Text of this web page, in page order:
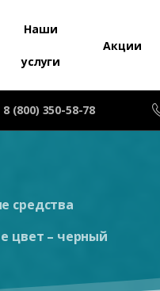
Наши
услуги
Акции
8 (800) 350-58-78
средства
цвет – черный